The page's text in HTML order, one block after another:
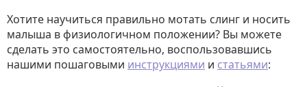
Хотите научиться правильно мотать слинг и носить
малыша в физиологичном положении? Вы можете
сделать это самостоятельно, воспользовавшись
нашими пошаговыми инструкциями и статьями: